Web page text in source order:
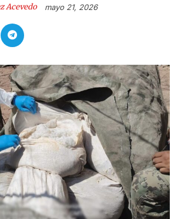
Acevedo mayo 21, 2026